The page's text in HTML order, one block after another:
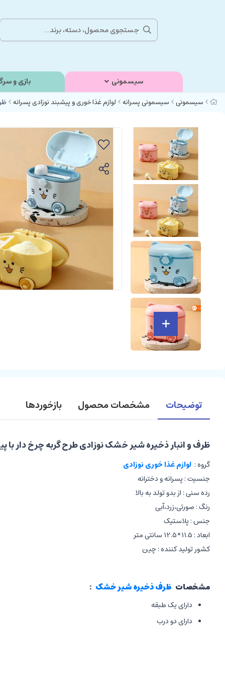
سیسمونی بازی و
سیسمونی سیسمونی پسرانه لوازم غذا خوری و پیشبند نوزادی پسرانه
توضیحات مشخصات محصول بازخوردها
ظرف و انبار ذخیره شیر خشک نوزادی طرح گربه چرخ دار با
گروه : لوازم غذا خوری نوزادی
جنسیت : پسرانه و دخترانه
رده سنی : از بدو تولد به بالا
رنگ : صورتی،زرد،آبی
جنس : پلاستیک
ابعاد : 11.5*12.5 سانتی متر
کشور تولید کننده : چین
مشخصات ظرف ذخیره شیر خشک :
دارای یک طبقه
دارای دو درب